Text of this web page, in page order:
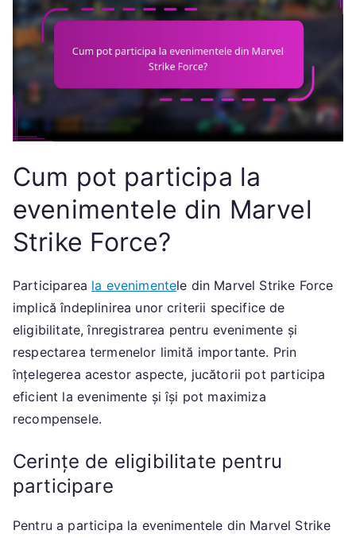
Cum pot participa la
evenimentele din Marvel
Strike Force?
Participarea la evenimentele din Marvel Strike Force
implică îndeplinirea unor criterii specifice de
eligibilitate, înregistrarea pentru evenimente și
respectarea termenelor limită importante. Prin
înțelegerea acestor aspecte, jucătorii pot participa
eficient la evenimente și își pot maximiza
recompensele.
Cerințe de eligibilitate pentru
participare
Pentru a participa la evenimentele din Marvel Strike